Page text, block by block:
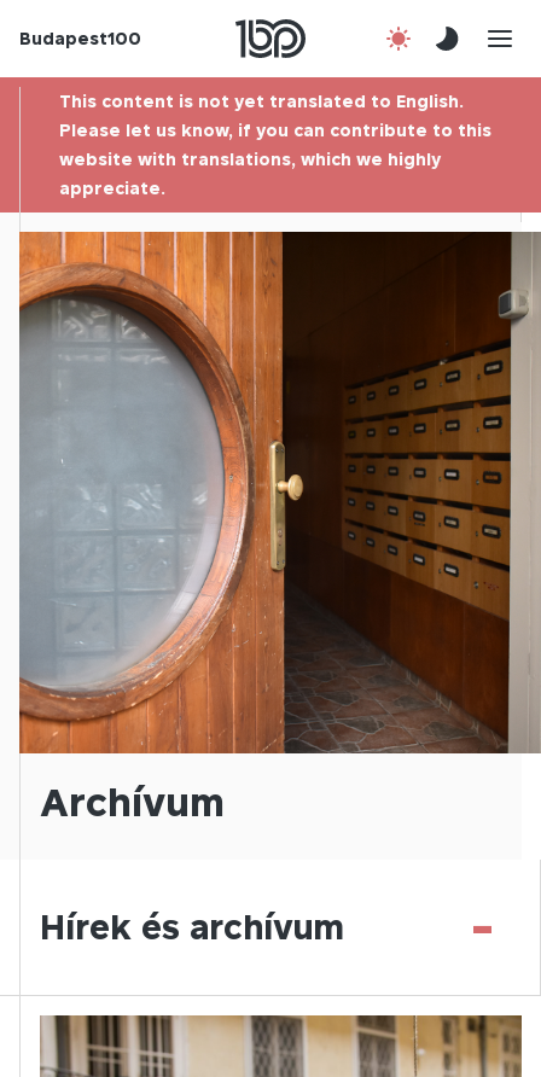
Budapest100
Contact
This content is not yet translated to English.
Please let us know, if you can contribute to this
website with translations, which we highly
appreciate.
Archívum
Hírek és archívum -